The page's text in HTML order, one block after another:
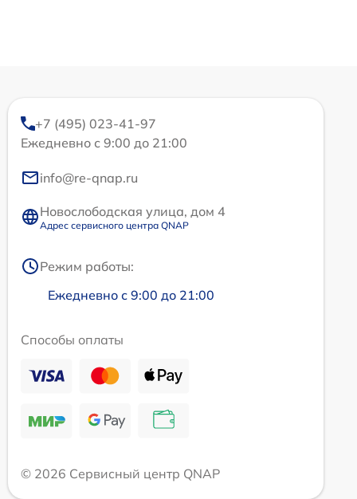
+7 (495) 023-41-97
Ежедневно с 9:00 до 21:00
info@re-qnap.ru
Новослободская улица, дом 4
Адрес сервисного центра QNAP
Режим работы:
Ежедневно с 9:00 до 21:00
Способы оплаты
© 2026 Сервисный центр QNAP